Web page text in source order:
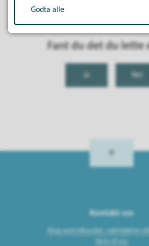
Fant du det du lette
Ja Nei
Kontakt oss
Ring sentralbordet, vakttelefon
Godta alle